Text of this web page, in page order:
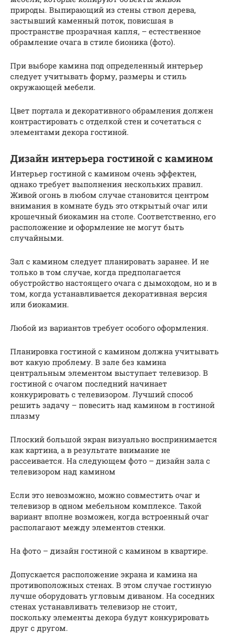
природы. Выпирающий из стены ствол дерева,
застывший каменный поток, повисшая в
пространстве прозрачная капля, – естественное
обрамление очага в стиле бионика (фото).
При выборе камина под определенный интерьер
следует учитывать форму, размеры и стиль
окружающей мебели.
Цвет портала и декоративного обрамления должен
контрастировать с отделкой стен и сочетаться с
элементами декора гостиной.
Дизайн интерьера гостиной с камином
Интерьер гостиной с камином очень эффектен,
однако требует выполнения нескольких правил.
Живой огонь в любом случае становится центром
внимания в комнате будь это открытый очаг или
крошечный биокамин на столе. Соответственно, его
расположение и оформление не могут быть
случайными.
Зал с камином следует планировать заранее. И не
только в том случае, когда предполагается
обустройство настоящего очага с дымоходом, но и в
том, когда устанавливается декоративная версия
или биокамин.
Любой из вариантов требует особого оформления.
Планировка гостиной с камином должна учитывать
вот какую проблему. В зале без камина
центральным элементом выступает телевизор. В
гостиной с очагом последний начинает
конкурировать с телевизором. Лучший способ
решить задачу – повесить над камином в гостиной
плазму
Плоский большой экран визуально воспринимается
как картина, а в результате внимание не
рассеивается. На следующем фото – дизайн зала с
телевизором над камином
Если это невозможно, можно совместить очаг и
телевизор в одном мебельном комплексе. Такой
вариант вполне возможен, когда встроенный очаг
располагают между элементов стенки.
На фото – дизайн гостиной с камином в квартире.
Допускается расположение экрана и камина на
противоположных стенах. В этом случае гостиную
лучше оборудовать угловым диваном. На соседних
стенах устанавливать телевизор не стоит,
поскольку элементы декора будут конкурировать
друг с другом.